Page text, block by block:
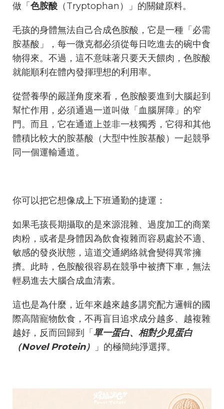
做「 色胺酸 （Tryptophan）」的關鍵原料。
毛孩的身體無法自己合成色胺酸，它是一種「必需
胺基酸」，每一微克都必須從每日吃進去的碗中食
物得來。不過，這不意味著只要天天餵肉，色胺酸
就能順利在體內發揮理想的利用率。
從營養學的嚴謹角度來看，色胺酸要進到大腦起到
幫忙作用，必須通過一道叫做「血腦屏障」的窄
門。而且，它在通道上並非一枝獨秀，它得和其他
體積比較大的胺基酸（大型中性胺基酸）一起競爭
同一個運輸通道。
你可以把它想像成上下班通勤的捷運：
如果毛孩長期攝取的是來源混雜、過度加工的商業
肉粉，或者是身體因為飲食複雜而容易處於不適、
敏感的發炎狀態，這道交通網絡就會變得異常擁
擠。此時，色胺酸很容易在競爭中被擠下車，無法
輕易進去大腦合成血清素。
這也是為什麼，近年來越來越多講究配方邏輯的國
際高階寵物飲食，不再盲目追求成分越多、越複雜
越好，反而回歸到「 單一蛋白、相對少見蛋白
（Novel Protein）
」的極簡純淨選擇。